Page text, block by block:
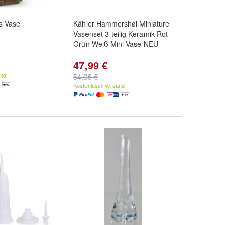
Vase
Kähler Hammershøi Miniature
Vasenset 3-teilig Keramik Rot
Grün Weiß Mini-Vase NEU
47,99 €
54,95 €
Kostenloser Versand